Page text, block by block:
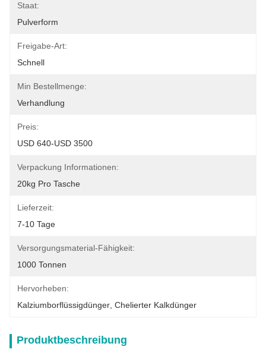
Staat:
Pulverform
Freigabe-Art:
Schnell
Min Bestellmenge:
Verhandlung
Preis:
USD 640-USD 3500
Verpackung Informationen:
20kg Pro Tasche
Lieferzeit:
7-10 Tage
Versorgungsmaterial-Fähigkeit:
1000 Tonnen
Hervorheben:
Kalziumborflüssigdünger Chelierter Kalkdünger
Produktbeschreibung